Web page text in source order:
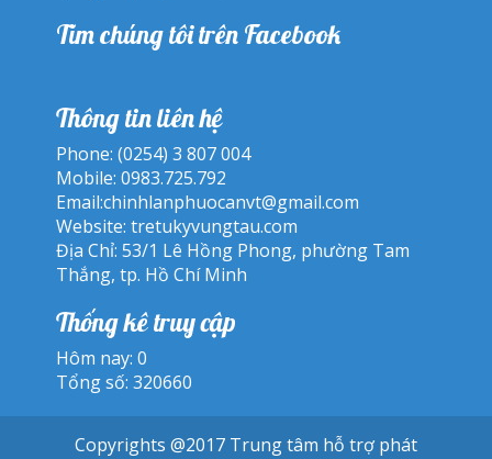
Tìm chúng tôi trên Facebook
Thông tin liên hệ
Phone: (0254) 3 807 004
Mobile: 0983.725.792
Email:chinhlanphuocanvt@gmail.com
Website: tretukyvungtau.com
Địa Chỉ: 53/1 Lê Hồng Phong, phường Tam
Thắng, tp. Hồ Chí Minh
Thống kê truy cập
Hôm nay: 0
Tổng số: 320660
Copyrights @2017 Trung tâm hỗ trợ phát